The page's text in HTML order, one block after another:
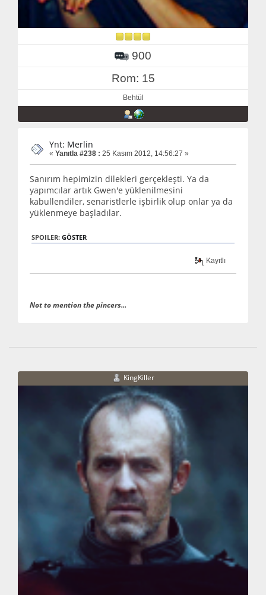
900
Rom: 15
Behtül
Ynt: Merlin
« Yanıtla #238 : 25 Kasım 2012, 14:56:27 »
Sanırım hepimizin dilekleri gerçekleşti. Ya da
yapımcılar artık Gwen'e yüklenilmesini
kabullendiler, senaristlerle işbirlik olup onlar ya da
yüklenmeye başladılar.
SPOILER: GÖSTER
Kayıtlı
Not to mention the pincers...
KingKiller